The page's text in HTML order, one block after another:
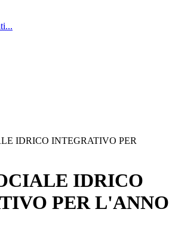
IDRICO INTEGRATIVO PER
IDRICO
PER L'ANNO